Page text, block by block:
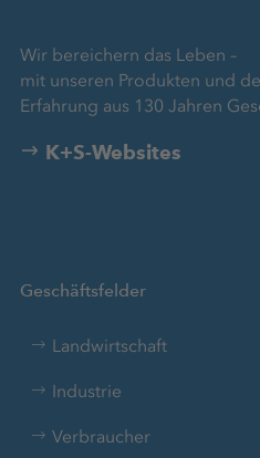
Wir bereichern das Leben –
mit unseren Produkten und
Erfahrung aus 130 Jahren
K+S-Websites
Geschäftsfelder
Landwirtschaft
Industrie
Verbraucher